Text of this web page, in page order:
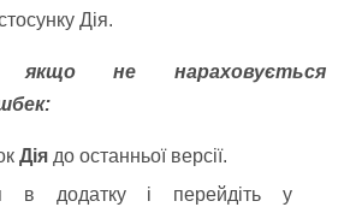
Дія.
не нараховується
Дія до останньої версії.
в додатку і перейдіть у